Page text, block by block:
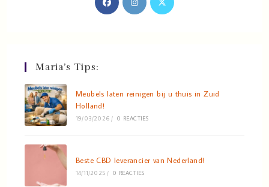
Maria’s Tips:
Meubels laten reinigen bij u thuis in Zuid
Holland!
19/03/2026 / 0 REACTIES
Beste CBD leverancier van Nederland!
14/11/2025 / 0 REACTIES